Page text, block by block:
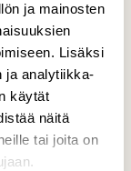
ja mainosten
Lisäksi
ja analytiikka-
käytät
näitä
tai joita on
Lokakuu